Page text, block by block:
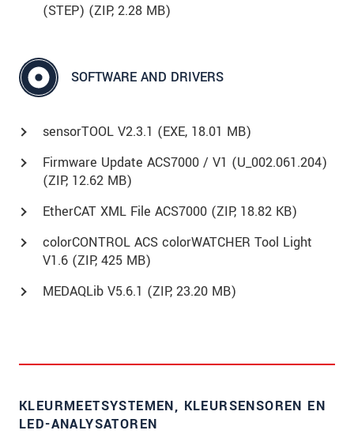
(STEP) (ZIP, 2.28 MB)
SOFTWARE AND DRIVERS
sensorTOOL V2.3.1 (EXE, 18.01 MB)
Firmware Update ACS7000 / V1 (U_002.061.204)
(ZIP, 12.62 MB)
EtherCAT XML File ACS7000 (ZIP, 18.82 KB)
colorCONTROL ACS colorWATCHER Tool Light
V1.6 (ZIP, 425 MB)
MEDAQLib V5.6.1 (ZIP, 23.20 MB)
KLEURMEETSYSTEMEN, KLEURSENSOREN EN
LED-ANALYSATOREN